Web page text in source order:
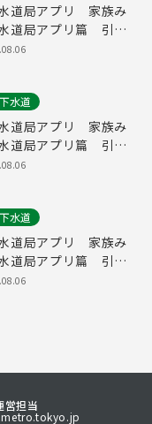
道局アプリ 家族み
道局アプリ篇 引っ
災 縦ver.（３０
水道
道局アプリ 家族み
道局アプリ篇 引っ
災（１５秒）
水道
道局アプリ 家族み
道局アプリ篇 引っ
災（３０秒）
営担当